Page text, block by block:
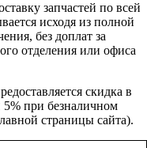
запчастей по всей
исходя из полной
без доплат за
отделения или офиса
скидка в
при безналичном
страницы сайта).